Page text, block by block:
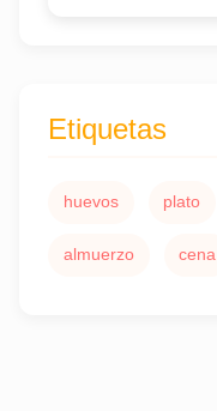
Etiquetas
huevos plato
almuerzo cena